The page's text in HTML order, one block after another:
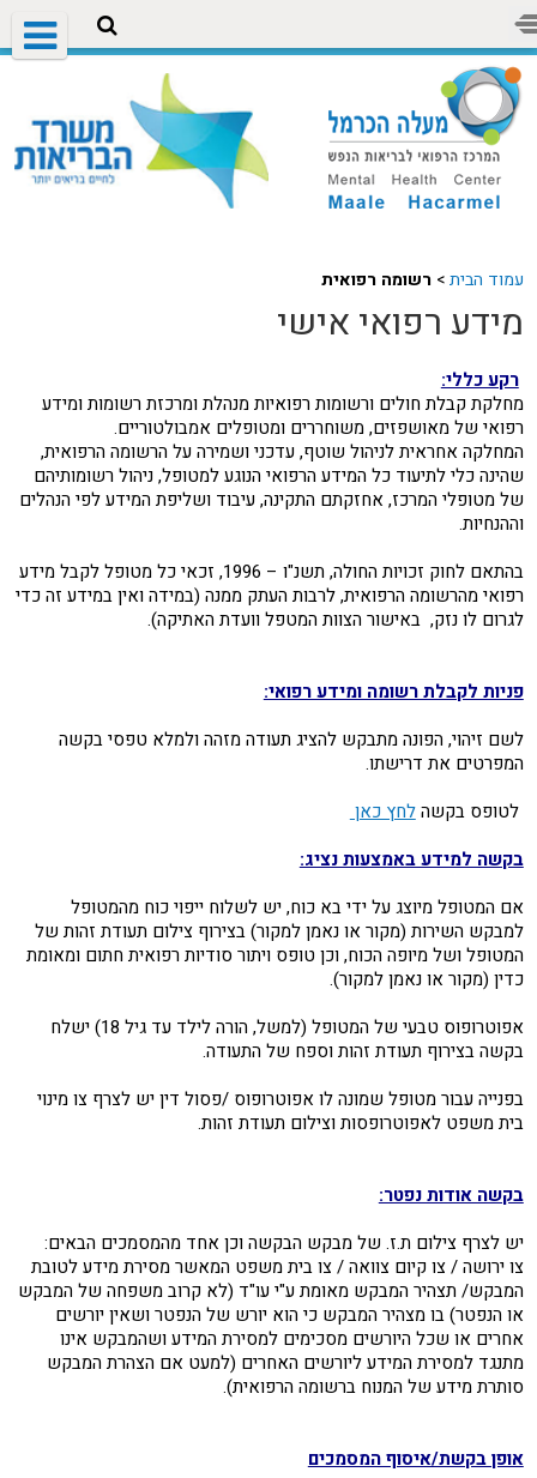
עמוד הבית>רשומה רפואית
מידע רפואי אישי
רקע כללי:
מחלקת קבלת חולים ורשומות רפואיות מנהלת ומרכזת רשומות ומידע
רפואי של מאושפזים, משוחררים ומטופלים אמבולטוריים.
המחלקה אחראית לניהול שוטף, עדכני ושמירה על הרשומה הרפואית,
שהינה כלי לתיעוד כל המידע הרפואי הנוגע למטופל, ניהול רשומותיהם
של מטופלי המרכז, אחזקתם התקינה, עיבוד ושליפת המידע לפי הנהלים
וההנחיות.
בהתאם לחוק זכויות החולה, תשנ"ו – 1996, זכאי כל מטופל לקבל מידע
רפואי מהרשומה הרפואית, לרבות העתק ממנה (במידה ואין במידע זה כדי
לגרום לו נזק, באישור הצוות המטפל וועדת האתיקה).
פניות לקבלת רשומה ומידע רפואי:
לשם זיהוי, הפונה מתבקש להציג תעודה מזהה ולמלא טפסי בקשה
המפרטים את דרישתו.
לטופס בקשהלחץ כאן
בקשה למידע באמצעות נציג:
אם המטופל מיוצג על ידי בא כוח, יש לשלוח ייפוי כוח מהמטופל
למבקש השירות (מקור או נאמן למקור) בצירוף צילום תעודת זהות של
המטופל ושל מיופה הכוח, וכן טופס ויתור סודיות רפואית חתום ומאומת
כדין (מקור או נאמן למקור).
אפוטרופוס טבעי של המטופל (למשל, הורה לילד עד גיל 18) ישלח
בקשה בצירוף תעודת זהות וספח של התעודה.
בפנייה עבור מטופל שמונה לו אפוטרופוס /פסול דין יש לצרף צו מינוי
בית משפט לאפוטרופסות וצילום תעודת זהות.
בקשה אודות נפטר:
יש לצרף צילום ת.ז. של מבקש הבקשה וכן אחד מהמסמכים הבאים:
צו ירושה / צו קיום צוואה / צו בית משפט המאשר מסירת מידע לטובת
המבקש/ תצהיר המבקש מאומת ע"י עו"ד (לא קרוב משפחה של המבקש
או הנפטר) בו מצהיר המבקש כי הוא יורש של הנפטר ושאין יורשים
אחרים או שכל היורשים מסכימים למסירת המידע ושהמבקש אינו
מתנגד למסירת המידע ליורשים האחרים (למעט אם הצהרת המבקש
סותרת מידע של המנוח ברשומה הרפואית).
אופן בקשת/איסוף המסמכים